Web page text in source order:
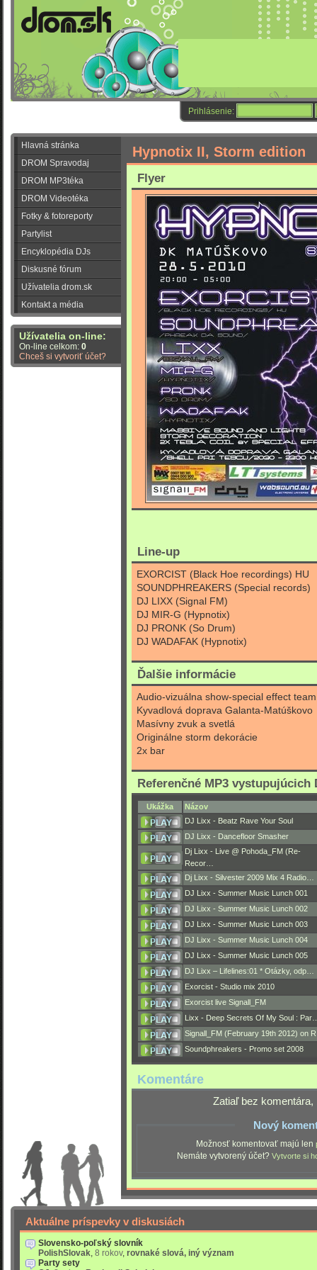
Prihlásenie:
Hlavná stránka
DROM Spravodaj
DROM MP3téka
DROM Videotéka
Fotky & fotoreporty
Partylist
Encyklopédia DJs
Diskusné fórum
Užívatelia drom.sk
Kontakt a média
Užívatelia on-line:
On-line celkom: 0
Chceš si vytvoriť účet?
Hypnotix II, Storm edition
Flyer
Line-up
EXORCIST (Black Hoe recordings) HU
SOUNDPHREAKERS (Special records)
DJ LIXX (Signal FM)
DJ MIR-G (Hypnotix)
DJ PRONK (So Drum)
DJ WADAFAK (Hypnotix)
Ďalšie informácie
Audio-vizuálna show-special effect team
Kyvadlová doprava Galanta-Matúškovo
Masívny zvuk a svetlá
Originálne storm dekorácie
2x bar
Referenčné MP3 vystupujúcich
Ukážka
Názov
DJ Lixx - Beatz Rave Your Soul
DJ Lixx - Dancefloor Smasher
Dj Lixx - Live @ Pohoda_FM (Re-
Recor…
Dj Lixx - Silvester 2009 Mix 4 Radio…
DJ Lixx - Summer Music Lunch 001
DJ Lixx - Summer Music Lunch 002
DJ Lixx - Summer Music Lunch 003
DJ Lixx - Summer Music Lunch 004
DJ Lixx - Summer Music Lunch 005
DJ Lixx – Lifelines:01 * Otázky, odp…
Exorcist - Studio mix 2010
Exorcist live Signall_FM
Lixx - Deep Secrets Of My Soul :
Signall_FM (February 19th 2012) on
Soundphreakers - Promo set 2008
Komentáre
Zatiaľ bez komentára,
Nový
Možnosť komentovať majú len
Nemáte vytvorený účet? Vytvorte si
Aktuálne príspevky v diskusiách
Slovensko-poľský slovník
PolishSlovak 8 rokov, rovnaké slová, iný význam
Party sety